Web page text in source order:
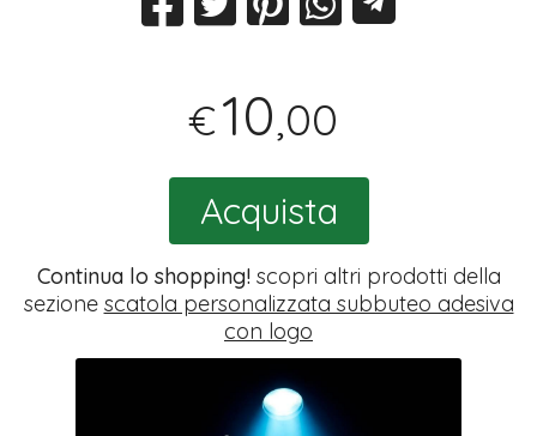
€10,00
Acquista
Continua lo shopping!scopri altri prodotti della
sezione scatola personalizzata subbuteo adesiva
con logo